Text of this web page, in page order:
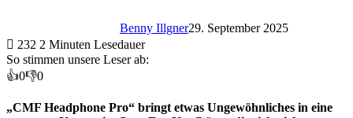
Benny Illgner29. September 2025
232 2 Minuten Lesedauer
So stimmen unsere Leser ab:
👍0👎0
„CMF Headphone Pro“ bringt etwas Ungewöhnliches in eine